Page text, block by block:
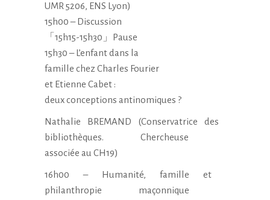
UMR 5206, ENS Lyon)
15h00 – Discussion
「15h15-15h30」Pause
15h30 – L’enfant dans la
famille chez Charles Fourier
et Etienne Cabet :
deux conceptions antinomiques ?
Nathalie BREMAND (Conservatrice des
bibliothèques. Chercheuse
associée au CH19)
16h00 – Humanité, famille et
philanthropie maçonnique